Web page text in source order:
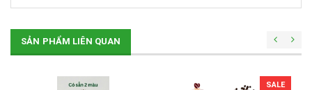
SẢN PHẨM LIÊN QUAN
SALE